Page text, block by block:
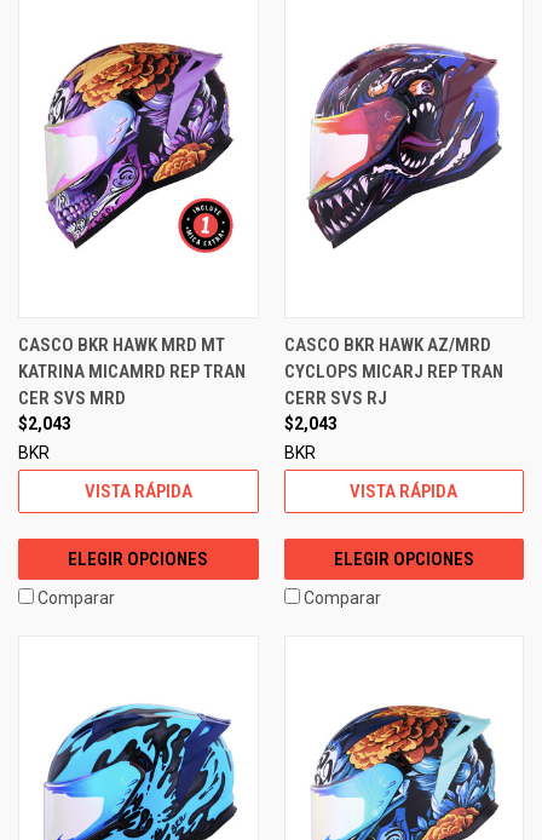
CASCO BKR HAWK MRD MT
KATRINA MICAMRD REP TRAN
CER SVS MRD
$2,043
BKR
VISTA RÁPIDA
ELEGIR OPCIONES
Comparar
CASCO BKR HAWK AZ/MRD
CYCLOPS MICARJ REP TRAN
CERR SVS RJ
$2,043
BKR
VISTA RÁPIDA
ELEGIR OPCIONES
Comparar